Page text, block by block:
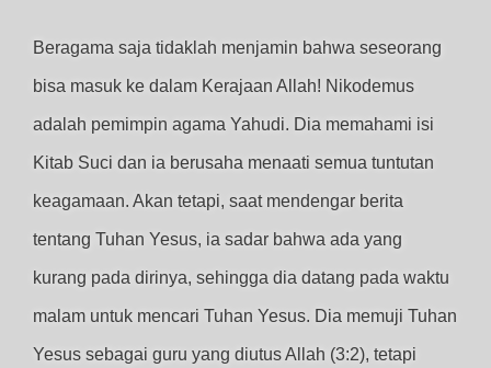
Beragama saja tidaklah menjamin bahwa seseorang
bisa masuk ke dalam Kerajaan Allah! Nikodemus
adalah pemimpin agama Yahudi. Dia memahami isi
Kitab Suci dan ia berusaha menaati semua tuntutan
keagamaan. Akan tetapi, saat mendengar berita
tentang Tuhan Yesus, ia sadar bahwa ada yang
kurang pada dirinya, sehingga dia datang pada waktu
malam untuk mencari Tuhan Yesus. Dia memuji Tuhan
Yesus sebagai guru yang diutus Allah (3:2), tetapi